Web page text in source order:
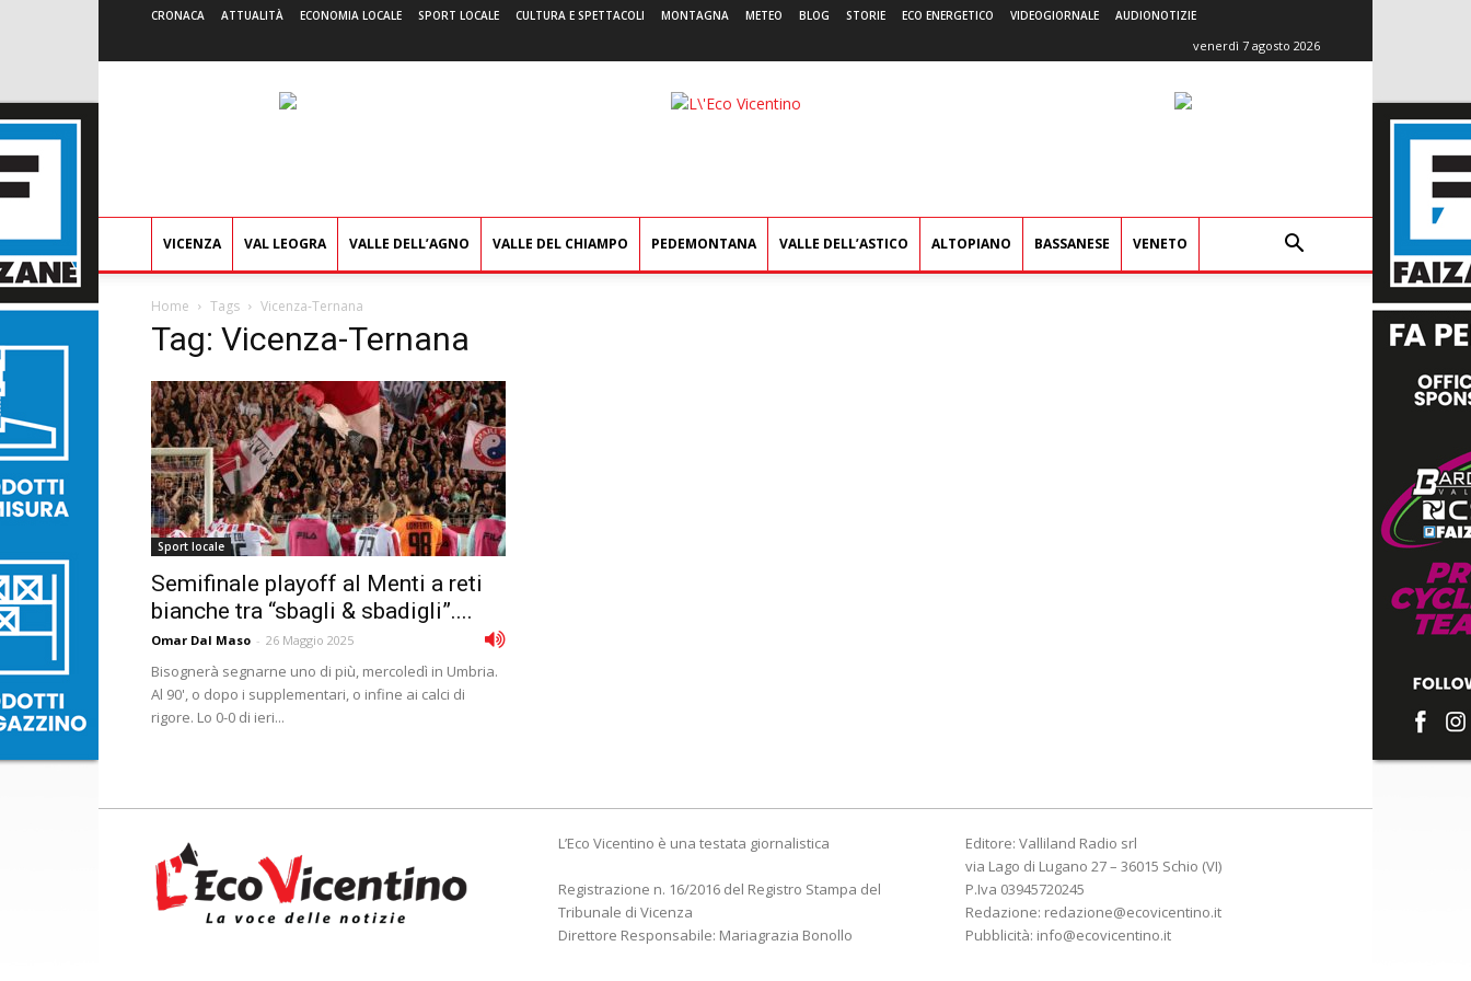
CRONACA ATTUALITÀ ECONOMIA LOCALE SPORT LOCALE CULTURA E SPETTACOLI MONTAGNA METEO BLOG STORIE ECO ENERGETICO VIDEOGIORNALE AUDIONOTIZIE
venerdì 7 agosto 2026
L'Eco
VICENZA VAL LEOGRA VALLE DELL’AGNO VALLE DEL CHIAMPO PEDEMONTANA VALLE DELL’ASTICO ALTOPIANO BASSANESE VENETO
Home Tags Vicenza-Ternana
Tag: Vicenza-Ternana
Sport locale
Semifinale playoff al Menti a reti
bianche tra “sbagli & sbadigli”....
Omar Dal Maso - 26 Maggio 2025
Bisognerà segnarne uno di più, mercoledì in Umbria.
Al 90', o dopo i supplementari, o infine ai calci di
rigore. Lo 0-0 di ieri...
L’Eco Vicentino è una testata giornalistica
Registrazione n. 16/2016 del Registro Stampa del
Tribunale di Vicenza
Direttore Responsabile: Mariagrazia Bonollo
Editore: Valliland Radio srl
via Lago di Lugano 27 – 36015 Schio (VI)
P.Iva 03945720245
Redazione: redazione@ecovicentino.it
Pubblicità: info@ecovicentino.it